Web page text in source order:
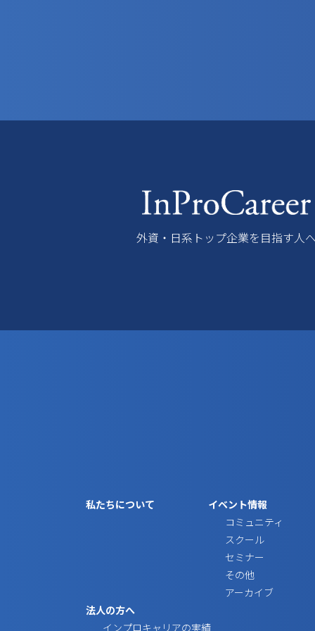
外資・日系トップ企業を目指す人
私たちについて
イベント情報
コミュニティ
スクール
セミナー
その他
アーカイブ
法人の方へ
インプロキャリアの実績